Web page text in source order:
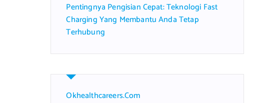
Pentingnya Pengisian Cepat: Teknologi Fast
Charging Yang Membantu Anda Tetap
Terhubung
Okhealthcareers.com